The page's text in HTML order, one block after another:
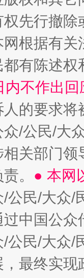
先行撤
根据有
有陈述
不作出
的要求将
/公民/大
关部门
。 ● 本网
/公民/大众
中国公
公民/大众
最终实